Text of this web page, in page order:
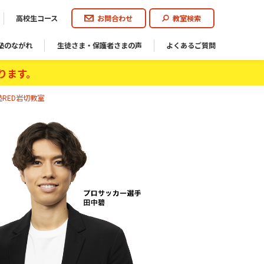
高校生コース お問合わせ 教室検索
のながれ 生徒さま・保護者さまの声 よくあるご質問
す。
岩切教室